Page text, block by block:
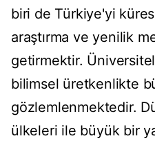
biri de Türkiye'yi
araştırma ve yenilik
getirmektir.
bilimsel üretkenlikte
gözlemlenmektedir.
ülkeleri ile büyük bir